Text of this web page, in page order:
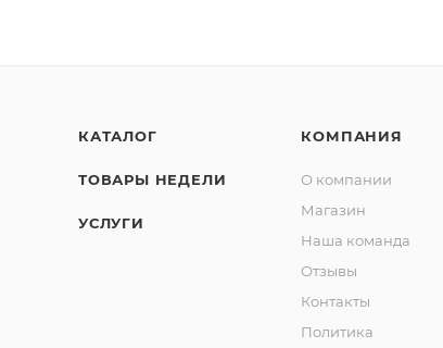
КАТАЛОГ
ТОВАРЫ НЕДЕЛИ
УСЛУГИ
КОМПАНИЯ
О компании
Магазин
Наша команда
Отзывы
Контакты
Политика